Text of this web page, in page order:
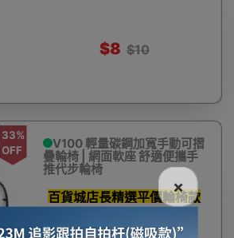
$8 $10
33%
OFF
V100 輕量碳鋼加寬手動可摺
疊輪椅 | 網面軟座 舒適便攜手
推代步輪椅
百貨城店長精選平價輪椅款
$780 $1,180
×